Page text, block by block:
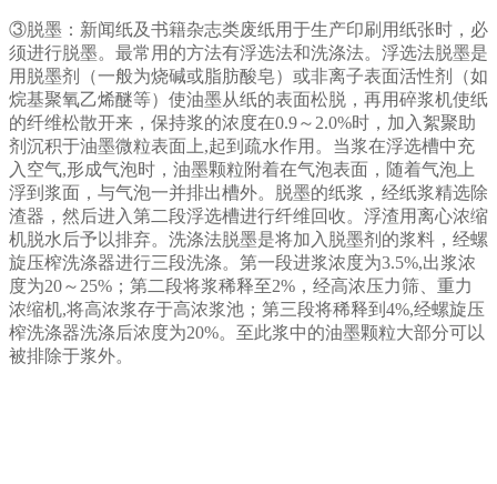
③脱墨：新闻纸及书籍杂志类废纸用于生产印刷用纸张时，必
须进行脱墨。最常用的方法有浮选法和洗涤法。浮选法脱墨是
用脱墨剂（一般为烧碱或脂肪酸皂）或非离子表面活性剂（如
烷基聚氧乙烯醚等）使油墨从纸的表面松脱，再用碎浆机使纸
的纤维松散开来，保持浆的浓度在0.9～2.0%时，加入絮聚助
剂沉积于油墨微粒表面上,起到疏水作用。当浆在浮选槽中充
入空气,形成气泡时，油墨颗粒附着在气泡表面，随着气泡上
浮到浆面，与气泡一并排出槽外。脱墨的纸浆，经纸浆精选除
渣器，然后进入第二段浮选槽进行纤维回收。浮渣用离心浓缩
机脱水后予以排弃。洗涤法脱墨是将加入脱墨剂的浆料，经螺
旋压榨洗涤器进行三段洗涤。第一段进浆浓度为3.5%,出浆浓
度为20～25%；第二段将浆稀释至2%，经高浓压力筛、重力
浓缩机,将高浓浆存于高浓浆池；第三段将稀释到4%,经螺旋压
榨洗涤器洗涤后浓度为20%。至此浆中的油墨颗粒大部分可以
被排除于浆外。